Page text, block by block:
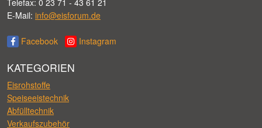
Telefax: 0 23 71 - 43 61 21
E-Mail: info@eisforum.de
Facebook Instagram
KATEGORIEN
Eisrohstoffe
Speiseeistechnik
Abfülltechnik
Verkaufszubehör